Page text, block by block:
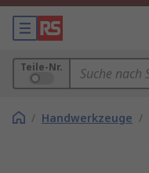
Teile-Nr.
/ Handwerkzeuge /